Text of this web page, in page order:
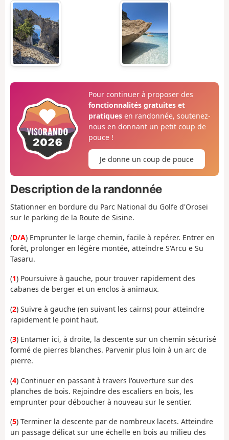
Pour continuer à proposer des
fonctionnalités gratuites et
pratiquesen randonnée, soutenez-
nous en donnant un petit coup de
pouce !
Je donne un coup de pouce
Description de la randonnée
Stationner en bordure du Parc National du Golfe d'Orosei
sur le parking de la Route de Sisine.
(D/A) Emprunter le large chemin, facile à repérer. Entrer en
forêt, prolonger en légère montée, atteindre S'Arcu e Su
Tasaru.
(1) Poursuivre à gauche, pour trouver rapidement des
cabanes de berger et un enclos à animaux.
(2) Suivre à gauche (en suivant les cairns) pour atteindre
rapidement le point haut.
(3) Entamer ici, à droite, la descente sur un chemin sécurisé
formé de pierres blanches. Parvenir plus loin à un arc de
pierre.
(4) Continuer en passant à travers l'ouverture sur des
planches de bois. Rejoindre des escaliers en bois, les
emprunter pour déboucher à nouveau sur le sentier.
(5) Terminer la descente par de nombreux lacets. Atteindre
un passage délicat sur une échelle en bois au milieu des